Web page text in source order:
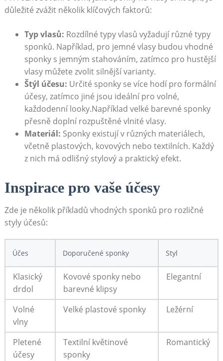
důležité zvážit několik ⁣klíčových faktorů:
Typ vlasů: Rozdílné ⁣typy vlasů ​vyžadují různé typy
sponků. Například, pro jemné vlasy budou vhodné
sponky s jemným stahováním, zatímco ⁣pro ‌hustější
‌vlasy můžete zvolit ‍silnější varianty.
Štýl účesu: Určité⁤ sponky se více hodí pro formální
účesy, zatímco jiné jsou ideální pro volné,
každodenní looky.Například velké barevné sponky
přesně doplní ​rozpuštěné‍ vlnité vlasy.
Materiál: Sponky⁢ existují v⁢ různých ‌materiálech,
včetně plastových, ‍kovových nebo textilních. Každý
z nich má odlišný stylový a praktický efekt.
Inspirace pro vaše účesy
Zde je několik příkladů vhodných sponků pro ⁤rozličné
styly účesů:
Účes Doporučené sponky Styl
Klasický
drdol
Kovové sponky nebo
barevné klipsy
Elegantní
Volné
vlny
Velké ‍plastové sponky Ležérní
Pletené
účesy
Textilní ​květinové
sponky
Romantický